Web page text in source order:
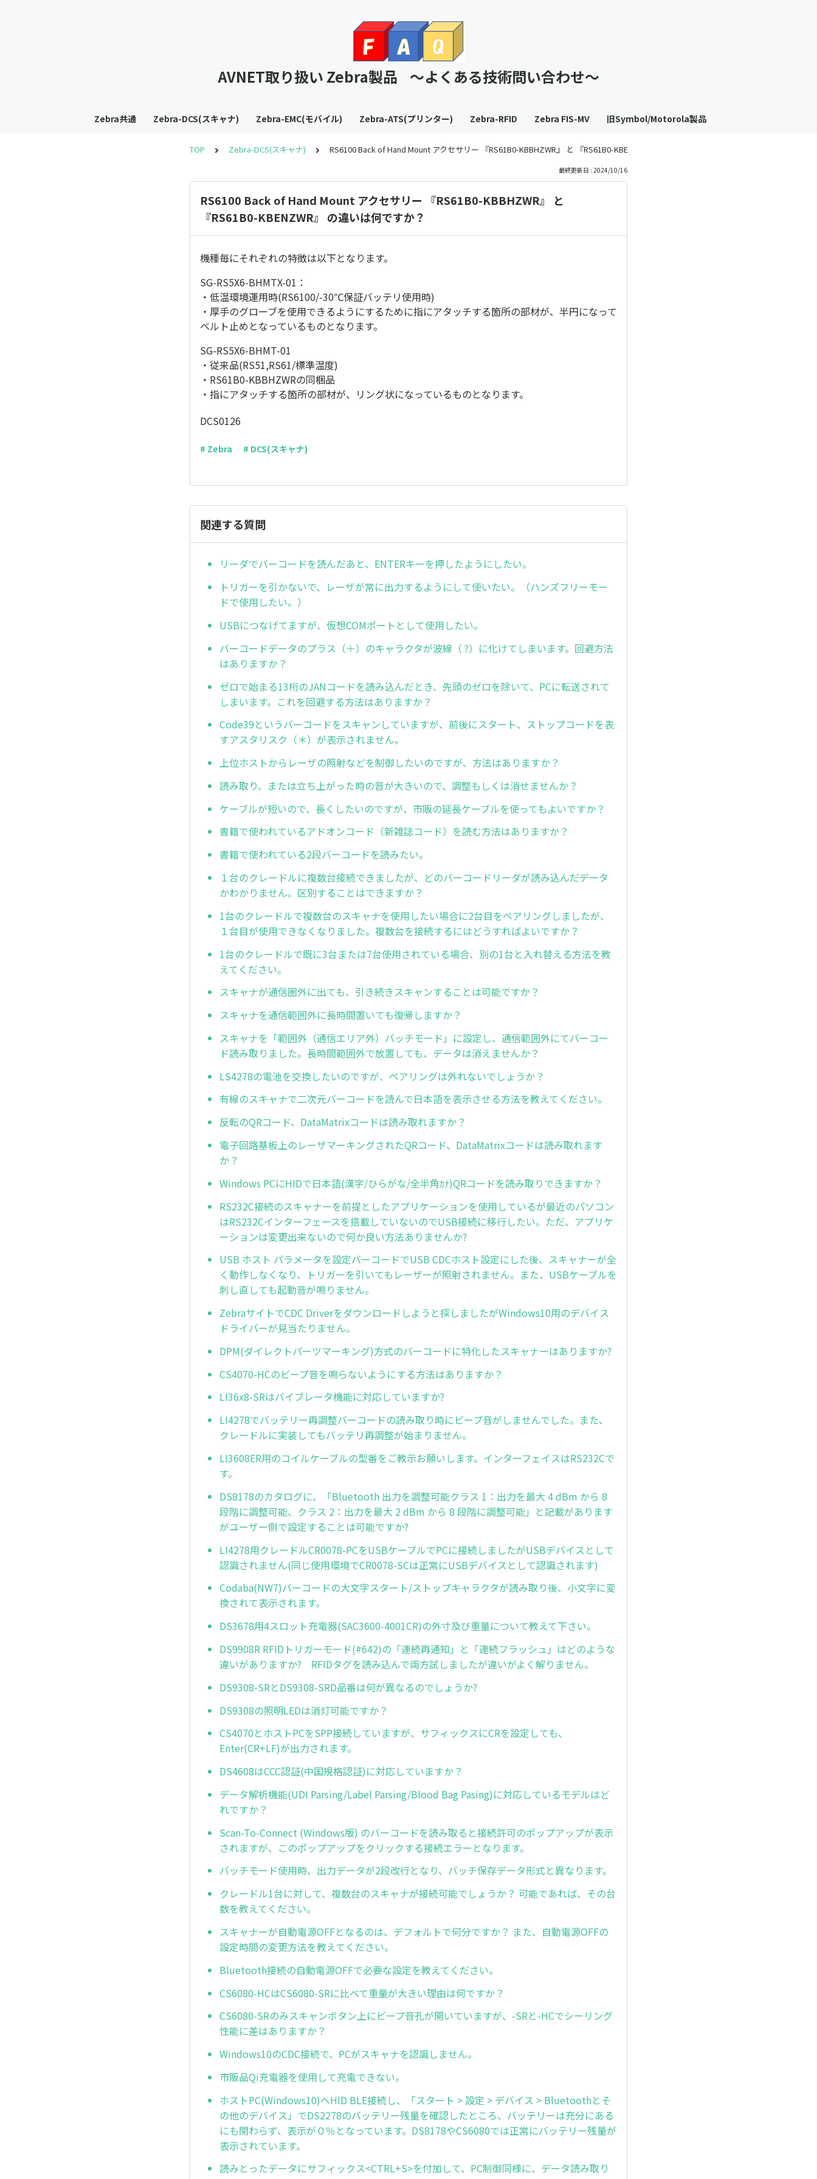
AVNET取り扱い Zebra製品 ～よくある技術問い合わせ～
Zebra共通 Zebra-DCS(スキャナ) Zebra-EMC(モバイル) Zebra-ATS(プリンター) Zebra-RFID Zebra FIS-MV 旧Symbol/Motorola製品
TOP Zebra-DCS(スキャナ) RS6100 Back of Hand Mount アクセサリー 『RS61B0-KBBHZWR』 と 『RS61B0-KBENZWR』 の違いは何ですか？
最終更新日 : 2024/10/16
RS6100 Back of Hand Mount アクセサリー 『RS61B0-KBBHZWR』 と
『RS61B0-KBENZWR』 の違いは何ですか？
機種毎にそれぞれの特徴は以下となります。
SG-RS5X6-BHMTX-01：
・低温環境運用時(RS6100/-30℃保証バッテリ使用時)
・厚手のグローブを使用できるようにするために指にアタッチする箇所の部材が、半円になって
ベルト止めとなっているものとなります。
SG-RS5X6-BHMT-01
・従来品(RS51,RS61/標準温度)
・RS61B0-KBBHZWRの同梱品
・指にアタッチする箇所の部材が、リング状になっているものとなります。
DCS0126
# Zebra # DCS(スキャナ)
関連する質問
リーダでバーコードを読んだあと、ENTERキーを押したようにしたい。
トリガーを引かないで、レーザが常に出力するようにして使いたい。（ハンズフリーモー
ドで使用したい。）
USBにつなげてますが、仮想COMポートとして使用したい。
バーコードデータのプラス（＋）のキャラクタが波線（ ?）に化けてしまいます。回避方法
はありますか？
ゼロで始まる13桁のJANコードを読み込んだとき、先頭のゼロを除いて、PCに転送されて
しまいます。これを回避する方法はありますか？
Code39というバーコードをスキャンしていますが、前後にスタート、ストップコードを表
すアスタリスク（＊）が表示されません。
上位ホストからレーザの照射などを制御したいのですが、方法はありますか？
読み取り、または立ち上がった時の音が大きいので、調整もしくは消せませんか？
ケーブルが短いので、長くしたいのですが、市販の延長ケーブルを使ってもよいですか？
書籍で使われているアドオンコード（新雑誌コード）を読む方法はありますか？
書籍で使われている2段バーコードを読みたい。
１台のクレードルに複数台接続できましたが、どのバーコードリーダが読み込んだデータ
かわかりません。区別することはできますか？
1台のクレードルで複数台のスキャナを使用したい場合に2台目をペアリングしましたが、
１台目が使用できなくなりました。複数台を接続するにはどうすればよいですか？
1台のクレードルで既に3台または7台使用されている場合、別の1台と入れ替える方法を教
えてください。
スキャナが通信圏外に出ても、引き続きスキャンすることは可能ですか？
スキャナを通信範囲外に長時間置いても復帰しますか？
スキャナを「範囲外（通信エリア外）バッチモード」に設定し、通信範囲外にてバーコー
ド読み取りました。長時間範囲外で放置しても、データは消えませんか？
LS4278の電池を交換したいのですが、ペアリングは外れないでしょうか？
有線のスキャナで二次元バーコードを読んで日本語を表示させる方法を教えてください。
反転のQRコード、DataMatrixコードは読み取れますか？
電子回路基板上のレーザマーキングされたQRコード、DataMatrixコードは読み取れます
か？
Windows PCにHIDで日本語(漢字/ひらがな/全半角ｶﾅ)QRコードを読み取りできますか？
RS232C接続のスキャナーを前提としたアプリケーションを使用しているが最近のパソコン
はRS232Cインターフェースを搭載していないのでUSB接続に移行したい。ただ、アプリケ
ーションは変更出来ないので何か良い方法ありませんか?
USB ホスト パラメータを設定バーコードでUSB CDCホスト設定にした後、スキャナーが全
く動作しなくなり、トリガーを引いてもレーザーが照射されません。また、USBケーブルを
刺し直しても起動音が鳴りません。
ZebraサイトでCDC Driverをダウンロードしようと探しましたがWindows10用のデバイス
ドライバーが見当たりません。
DPM(ダイレクトパーツマーキング)方式のバーコードに特化したスキャナーはありますか?
CS4070-HCのビープ音を鳴らないようにする方法はありますか？
LI36x8-SRはバイブレータ機能に対応していますか?
LI4278でバッテリー再調整バーコードの読み取り時にビープ音がしませんでした。また、
クレードルに実装してもバッテリ再調整が始まりません。
LI3608ER用のコイルケーブルの型番をご教示お願いします。インターフェイスはRS232Cで
す。
DS8178のカタログに、「Bluetooth 出力を調整可能クラス 1：出力を最大 4 dBm から 8
段階に調整可能、クラス 2：出力を最大 2 dBm から 8 段階に調整可能」と記載があります
がユーザー側で設定することは可能ですか?
LI4278用クレードルCR0078-PCをUSBケーブルでPCに接続しましたがUSBデバイスとして
認識されません(同じ使用環境でCR0078-SCは正常にUSBデバイスとして認識されます)
Codaba(NW7)バーコードの大文字スタート/ストップキャラクタが読み取り後、小文字に変
換されて表示されます。
DS3678用4スロット充電器(SAC3600-4001CR)の外寸及び重量について教えて下さい。
DS9908R RFIDトリガーモード(#642)の「連続再通知」と「連続フラッシュ」はどのような
違いがありますか? RFIDタグを読み込んで両方試しましたが違いがよく解りません。
DS9308-SRとDS9308-SRD品番は何が異なるのでしょうか?
DS9308の照明LEDは消灯可能ですか？
CS4070とホストPCをSPP接続していますが、サフィックスにCRを設定しても、
Enter(CR+LF)が出力されます。
DS4608はCCC認証(中国規格認証)に対応していますか？
データ解析機能(UDI Parsing/Label Parsing/Blood Bag Pasing)に対応しているモデルはど
れですか？
Scan-To-Connect (Windows版) のバーコードを読み取ると接続許可のポップアップが表示
されますが、このポップアップをクリックする接続エラーとなります。
バッチモード使用時、出力データが2段改行となり、バッチ保存データ形式と異なります。
クレードル1台に対して、複数台のスキャナが接続可能でしょうか？ 可能であれば、その台
数を教えてください。
スキャナーが自動電源OFFとなるのは、デフォルトで何分ですか？ また、自動電源OFFの
設定時間の変更方法を教えてください。
Bluetooth接続の自動電源OFFで必要な設定を教えてください。
CS6080-HCはCS6080-SRに比べて重量が大きい理由は何ですか？
CS6080-SRのみスキャンボタン上にビープ音孔が開いていますが、-SRと-HCでシーリング
性能に差はありますか？
Windows10のCDC接続で、PCがスキャナを認識しません。
市販品Qi充電器を使用して充電できない。
ホストPC(Windows10)へHID BLE接続し、「スタート > 設定 > デバイス > Bluetoothとそ
の他のデバイス」でDS2278のバッテリー残量を確認したところ、バッテリーは充分にある
にも関わらず、表示が０％となっています。DS8178やCS6080では正常にバッテリー残量が
表示されています。
読みとったデータにサフィックス<CTRL+S>を付加して、PC制御同様に、データ読み取り